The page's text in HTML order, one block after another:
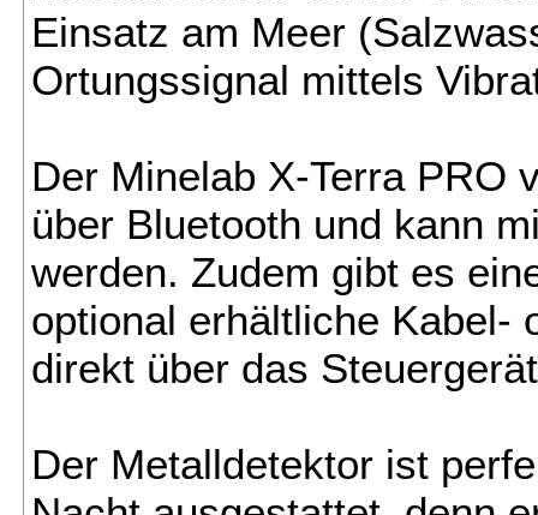
Einsatz am Meer
Ortungssignal mittels
Der Minelab X-Terra PRO
über Bluetooth und kann
werden. Zudem gibt es
optional erhältliche Kabel-
direkt über das
Der Metalldetektor ist